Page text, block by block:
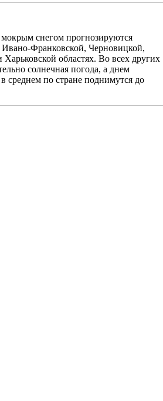
снегом прогнозируются
Ивано-Франковской, Черновицкой,
областях. Во всех других
солнечная погода, а днем
среднем по стране поднимутся до